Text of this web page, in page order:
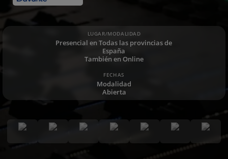
LUGAR/MODALIDAD
Presencial en Todas las provincias de
España
También en Online
FECHAS
Modalidad
Abierta